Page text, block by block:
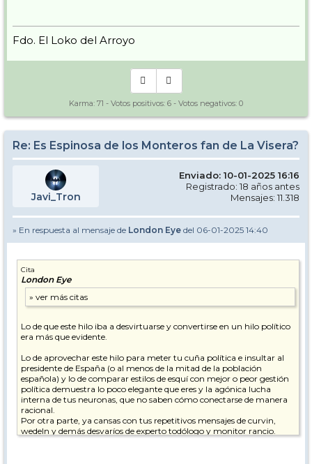
Fdo. El Loko del Arroyo
Karma: 71 - Votos positivos: 6 - Votos negativos: 0
Re: Es Espinosa de los Monteros fan de La Visera?
Javi_Tron
Enviado: 10-01-2025 16:16
Registrado: 18 años antes
Mensajes: 11.318
» En respuesta al mensaje de London Eye del 06-01-2025 14:40
Cita
London Eye
Lo de que este hilo iba a desvirtuarse y convertirse en un hilo político
era más que evidente.
Lo de aprovechar este hilo para meter tu cuña política e insultar al
presidente de España (o al menos de la mitad de la población
española) y lo de comparar estilos de esquí con mejor o peor gestión
política demuestra lo poco elegante que eres y la agónica lucha
interna de tus neuronas, que no saben cómo conectarse de manera
racional.
Por otra parte, ya cansas con tus repetitivos mensajes de curvin,
wedeln y demás desvaríos de experto todólogo y monitor rancio.